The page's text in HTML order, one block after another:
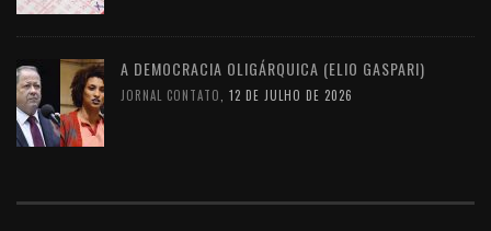
A DEMOCRACIA OLIGÁRQUICA (ELIO GASPARI)
JORNAL CONTATO 12 DE JULHO DE 2026